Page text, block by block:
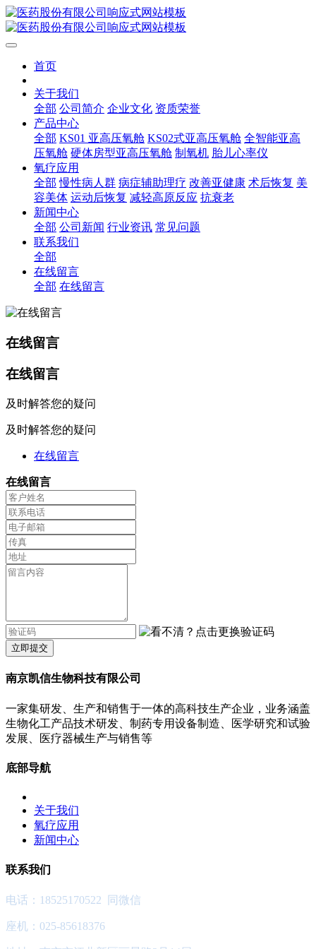
首页
关于我们
全部 公司简介 企业文化 资质荣誉
产品中心
全部 KS01 亚高压氧舱 KS02式亚高压氧舱 全智能亚高
压氧舱 硬体房型亚高压氧舱 制氧机 胎儿心率仪
氧疗应用
全部 慢性病人群 病症辅助理疗 改善亚健康 术后恢复 美
容美体 运动后恢复 减轻高原反应 抗衰老
新闻中心
全部 公司新闻 行业资讯 常见问题
联系我们
全部
在线留言
全部 在线留言
在线留言
在线留言
及时解答您的疑问
及时解答您的疑问
在线留言
在线留言
立即提交
南京凯信生物科技有限公司
一家集研发、生产和销售于一体的高科技生产企业，业务涵盖
生物化工产品技术研发、制药专用设备制造、医学研究和试验
发展、医疗器械生产与销售等
底部导航
关于我们
氧疗应用
新闻中心
联系我们
电话：18525170522 同微信
座机：025-85618376